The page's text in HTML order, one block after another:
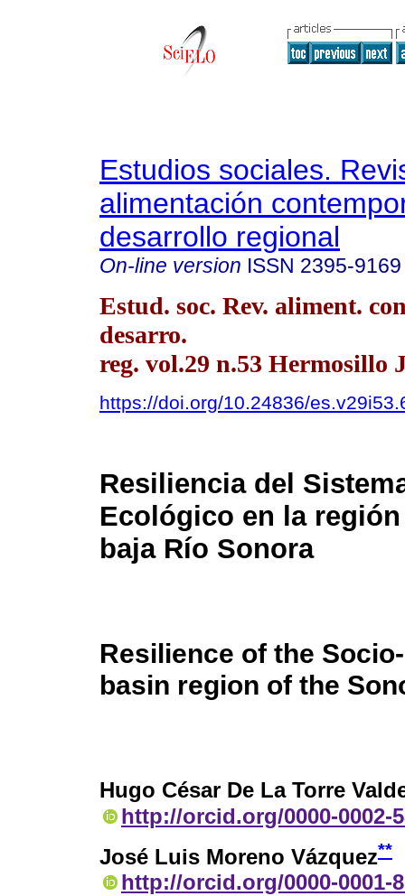
Estudios sociales.
alimentación
desarrollo regional
On-line version ISSN 2395-9169
Estud. soc. Rev. aliment.
desarro.
reg. vol.29 n.53 Hermosillo
https://doi.org/10.24836/
Resiliencia del
Ecológico en la
baja Río Sonora
Resilience of the
basin region of the
Hugo César De La Torre
http://orcid.org/0000-0002-
José Luis Moreno Vázquez**
http://orcid.org/0000-0001-